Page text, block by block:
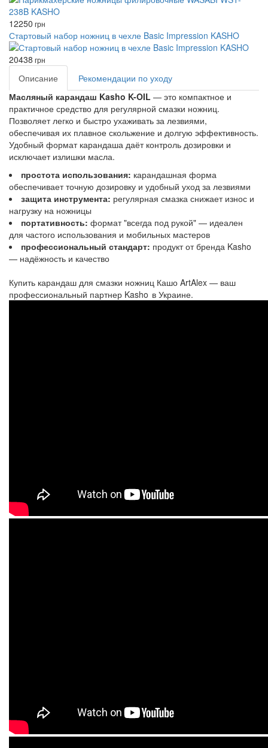
12250 грн
Стартовый набор ножниц в чехле Basic Impression KASHO
20438 грн
Описание
Рекомендации по уходу
Масляный карандаш Kasho K-OIL — это компактное и
практичное средство для регулярной смазки ножниц.
Позволяет легко и быстро ухаживать за лезвиями,
обеспечивая их плавное скольжение и долгую эффективность.
Удобный формат карандаша даёт контроль дозировки и
исключает излишки масла.
простота использования: карандашная форма
обеспечивает точную дозировку и удобный уход за лезвиями
защита инструмента: регулярная смазка снижает износ и
нагрузку на ножницы
портативность: формат "всегда под рукой" — идеален
для частого использования и мобильных мастеров
профессиональный стандарт: продукт от бренда Kasho
— надёжность и качество
Купить карандаш для смазки ножниц Кашо ArtAlex — ваш
профессиональный партнер Kasho в Украине.